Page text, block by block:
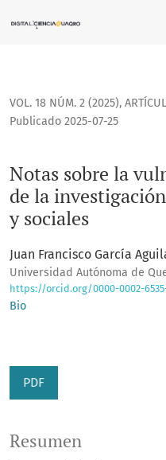
Notas sobre la
VOL. 18 NÚM. 2 (2025),
Notas sobre la
de la
y sociales
Publicado 2025-07-25
Juan Francisco García
Universidad Autónoma de
https://orcid.org/0000-0002-
Bio
PDF
Resumen